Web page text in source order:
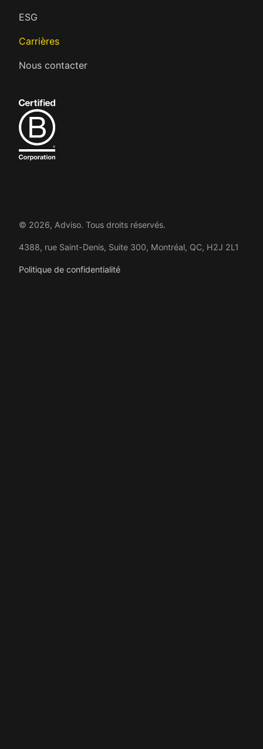
ESG
Carrières
Nous contacter
© 2026, Adviso. Tous droits réservés.
4388, rue Saint-Denis, Suite 300, Montréal, QC, H2J 2L1
Politique de confidentialité